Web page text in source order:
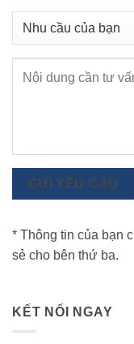
GỬI YÊU CẦU
* Thông tin của bạn
sẻ cho bên thứ ba.
KẾT NỐI NGAY